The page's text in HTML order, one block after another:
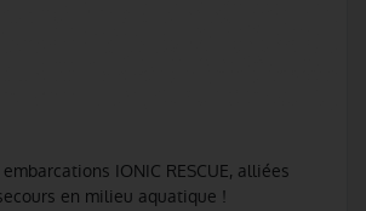
IONIC RESCUE, alliées
en milieu aquatique !